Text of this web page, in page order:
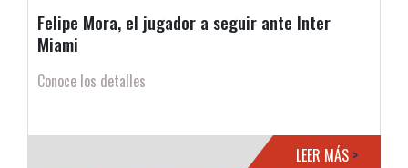
Felipe Mora, el jugador a seguir ante Inter
Miami
Conoce los detalles
LEER MÁS >